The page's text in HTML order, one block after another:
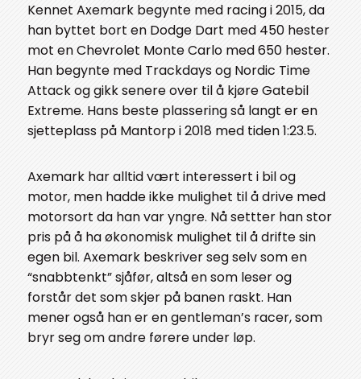
Kennet Axemark begynte med racing i 2015, da
han byttet bort en Dodge Dart med 450 hester
mot en Chevrolet Monte Carlo med 650 hester.
Han begynte med Trackdays og Nordic Time
Attack og gikk senere over til å kjøre Gatebil
Extreme. Hans beste plassering så langt er en
sjetteplass på Mantorp i 2018 med tiden 1:23.5.
Axemark har alltid vært interessert i bil og
motor, men hadde ikke mulighet til å drive med
motorsort da han var yngre. Nå settter han stor
pris på å ha økonomisk mulighet til å drifte sin
egen bil. Axemark beskriver seg selv som en
“snabbtenkt” sjåfør, altså en som leser og
forstår det som skjer på banen raskt. Han
mener også han er en gentleman’s racer, som
bryr seg om andre førere under løp.